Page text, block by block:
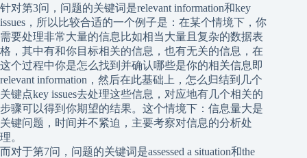
针对第3问，问题的关键词是relevant information和key
issues，所以比较合适的一个例子是：在某个情境下，你
需要处理非常大量的信息比如相当大量且复杂的数据表
格，其中有和你目标相关的信息，也有无关的信息，在
这个过程中你是怎么找到并确认哪些是你的相关信息即
relevant information，然后在此基础上，怎么归结到几个
关键点key issues去处理这些信息，对应地有几个相关的
步骤可以得到你期望的结果。这个情境下：信息量大是
关键问题，时间并不紧迫，主要考察对信息的分析处
理。
而对于第7问，问题的关键词是assessed a situation和the